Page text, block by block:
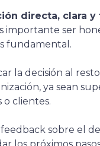
directa, clara y
importante ser
fundamental.
la decisión al
ya sean
o clientes.
sobre el